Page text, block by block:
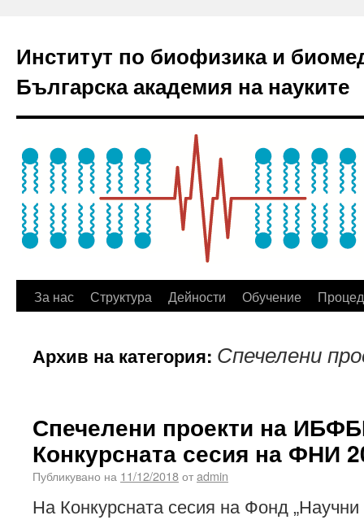
Институт по биофизика и
Българска академия на науките
За нас Структура Дейности Обучение
Архив на категория: Спечелени
Спечелени проекти на
Конкурсната сесия на ФНИ
Публикувано на 11/12/2018отadmin
На Конкурсната сесия на Фонд „Научни